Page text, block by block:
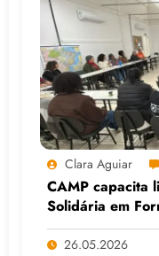
Clara Aguiar
CAMP capacita
Solidária em
Faculdade do
Viamão (RS)
26.05.2026